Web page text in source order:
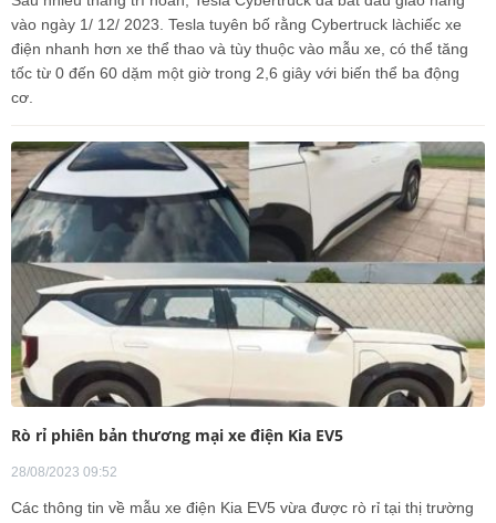
vào ngày 1/ 12/ 2023. Tesla tuyên bố rằng Cybertruck làchiếc xe
điện nhanh hơn xe thể thao và tùy thuộc vào mẫu xe, có thể tăng
tốc từ 0 đến 60 dặm một giờ trong 2,6 giây với biến thể ba động
cơ.
Rò rỉ phiên bản thương mại xe điện Kia EV5
28/08/2023 09:52
Các thông tin về mẫu xe điện Kia EV5 vừa được rò rỉ tại thị trường